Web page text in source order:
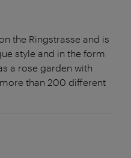
the Ringstrasse and is
style and in the form
a rose garden with
than 200 different